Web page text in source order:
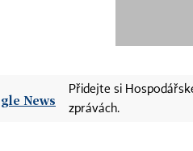
Přidejte si
zprávách.